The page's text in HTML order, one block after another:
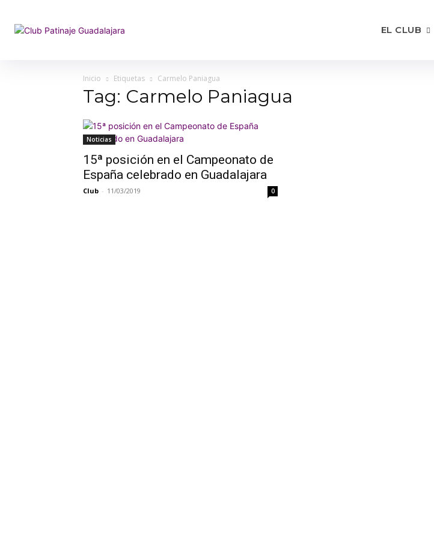
EL CLUB
Inicio Etiquetas Carmelo Paniagua
Tag: Carmelo Paniagua
Noticias
15ª posición en el Campeonato de
España celebrado en Guadalajara
Club - 11/03/2019 0